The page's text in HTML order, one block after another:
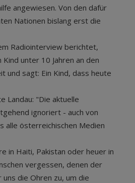
angewiesen. Von den dafür
Nationen bislang erst die
Radiointerview berichtet,
unter 10 Jahren an den
und sagt: Ein Kind, dass heute
Landau: "Die aktuelle
ignoriert - auch von
alle österreichischen Medien
in Haiti, Pakistan oder heuer in
vergessen, denen der
die Ohren zu, um die